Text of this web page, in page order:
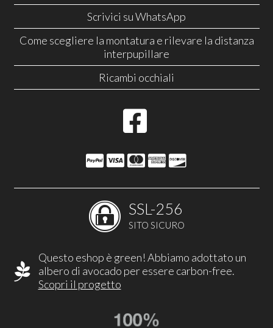
Scrivici su WhatsApp
Come scegliere la montatura e rilevare la distanza
interpupillare
Ricambi occhiali
SSL-256
SITO SICURO
Questo eshop è green! Abbiamo adottato un
albero di avocado per essere carbon-free.
Scopri il progetto